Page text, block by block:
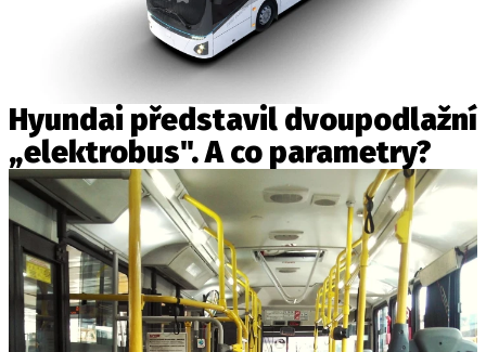
Hyundai představil dvoupodlažní
„elektrobus". A co parametry?